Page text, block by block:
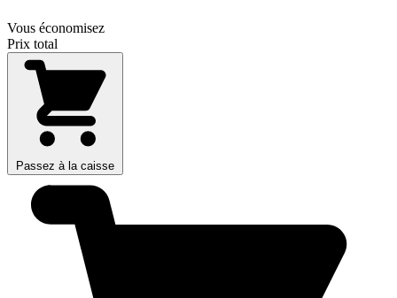
Vous économisez
Prix total
Passez à la caisse